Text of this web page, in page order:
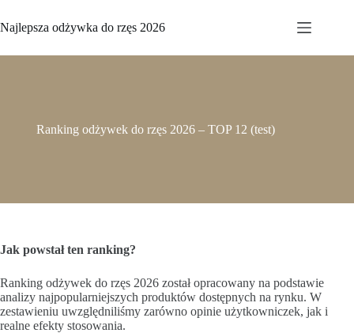
do
treści
Najlepsza odżywka do rzęs 2026
Ranking odżywek do rzęs 2026 – TOP 12 (test)
Jak powstał ten ranking?
Ranking odżywek do rzęs 2026 został opracowany na podstawie
analizy najpopularniejszych produktów dostępnych na rynku. W
zestawieniu uwzględniliśmy zarówno opinie użytkowniczek, jak i
realne efekty stosowania.